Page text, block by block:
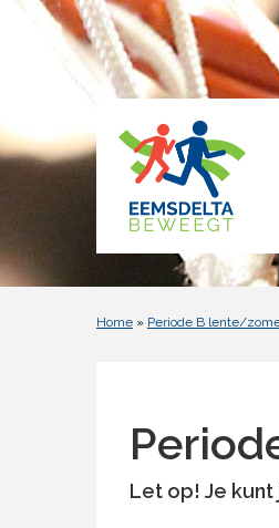
Home » Periode B lente/
Let op! Je